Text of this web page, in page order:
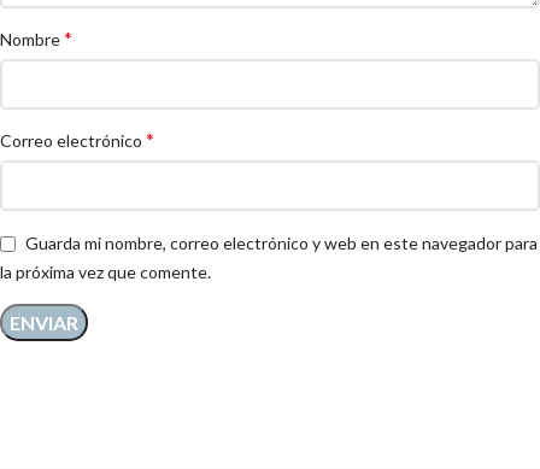
Nombre*
Correo electrónico *
Guarda mi nombre, correo electrónico y web en este navegador para
la próxima vez que comente.